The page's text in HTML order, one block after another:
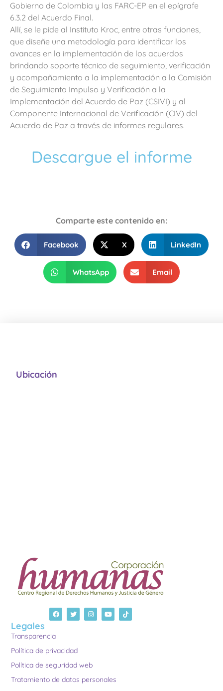
Gobierno de Colombia y las FARC-EP en el epígrafe
6.3.2 del Acuerdo Final.
Allí, se le pide al Instituto Kroc, entre otras funciones,
que diseñe una metodología para identificar los
avances en la implementación de los acuerdos
brindando soporte técnico de seguimiento, verificación
y acompañamiento a la implementación a la Comisión
de Seguimiento Impulso y Verificación a la
Implementación del Acuerdo de Paz (CSIVI) y al
Componente Internacional de Verificación (CIV) del
Acuerdo de Paz a través de informes regulares.
Descargue el informe
Comparte este contenido en:
Facebook X LinkedIn
WhatsApp Email
Legales
Transparencia
Política de privacidad
Política de seguridad web
Tratamiento de datos personales
Ubicación